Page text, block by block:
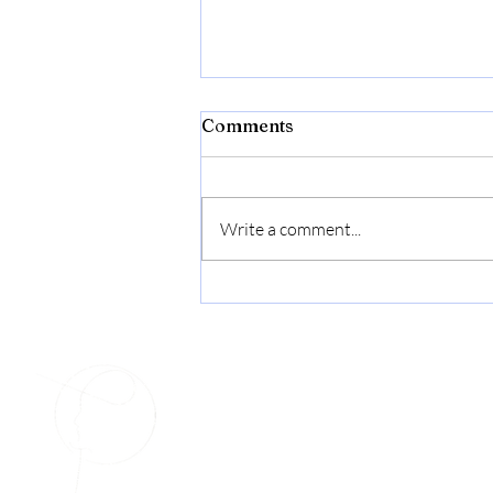
Comments
Write a comment...